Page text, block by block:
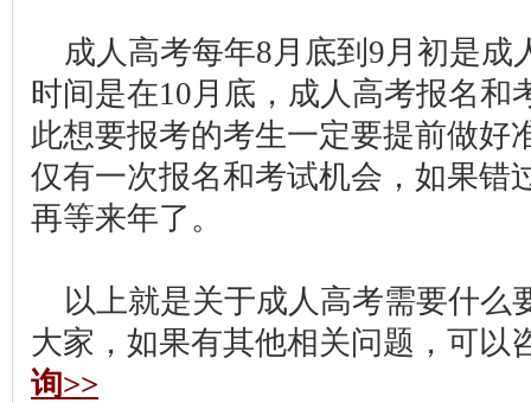
成人高考每年8月底到9月初是成
时间是在10月底，成人高考报名和
此想要报考的考生一定要提前做好
仅有一次报名和考试机会，如果错
再等来年了。
以上就是关于成人高考需要什么
大家，如果有其他相关问题，可以
询>>